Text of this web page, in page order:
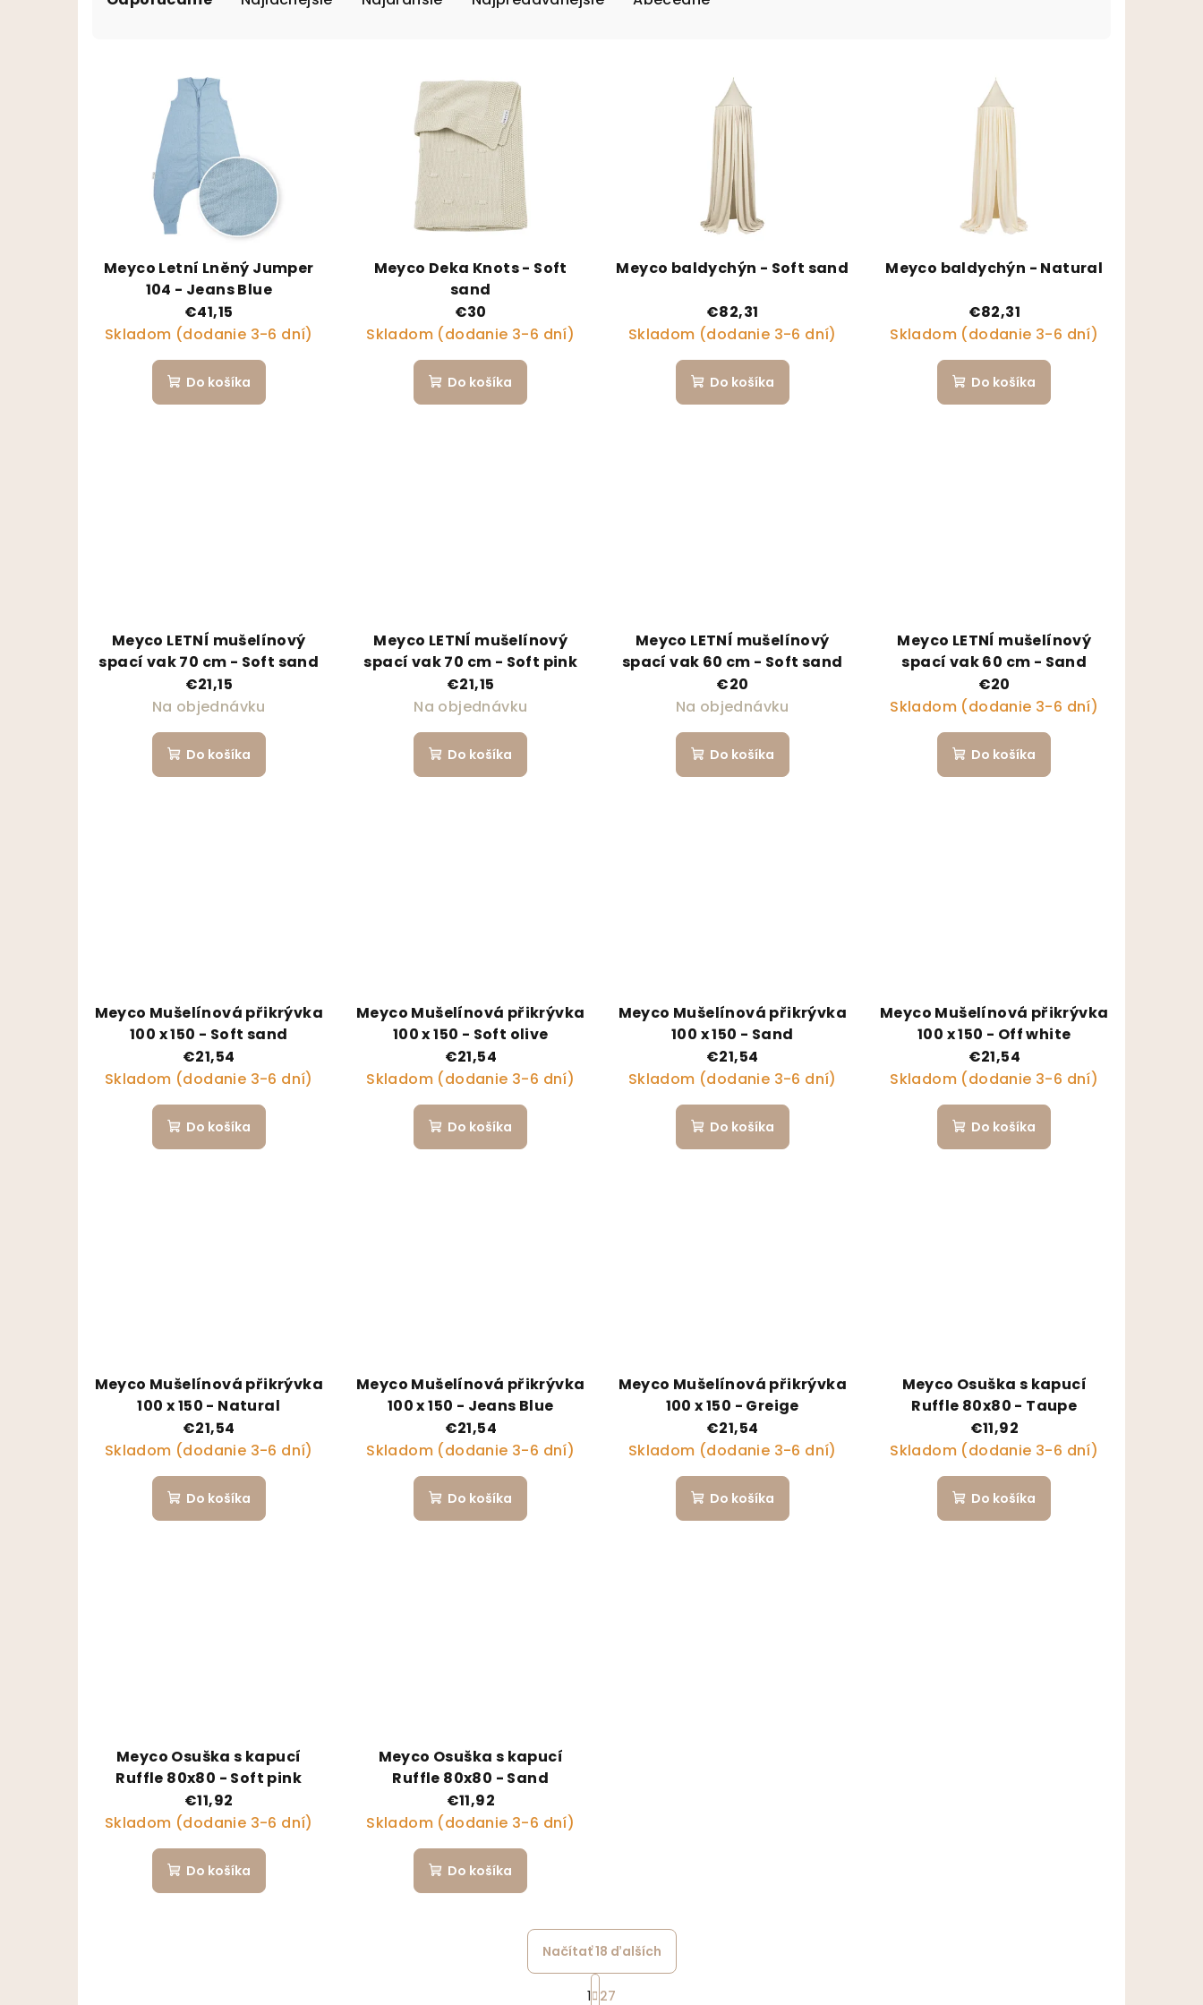
Výpis produktov
Meyco Letní Lněný Jumper
104 - Jeans Blue
€41,15
Skladom (dodanie 3-6 dní)
Do košíka
Meyco Deka Knots - Soft
sand
€30
Skladom (dodanie 3-6 dní)
Do košíka
Meyco baldychýn - Soft sand
€82,31
Skladom (dodanie 3-6 dní)
Do košíka
Meyco baldychýn - Natural
€82,31
Skladom (dodanie 3-6 dní)
Do košíka
Meyco LETNÍ mušelínový
spací vak 70 cm - Soft sand
€21,15
Na objednávku
Do košíka
Meyco LETNÍ mušelínový
spací vak 70 cm - Soft pink
€21,15
Na objednávku
Do košíka
Meyco LETNÍ mušelínový
spací vak 60 cm - Soft sand
€20
Na objednávku
Do košíka
Meyco LETNÍ mušelínový
spací vak 60 cm - Sand
€20
Skladom (dodanie 3-6 dní)
Do košíka
Meyco Mušelínová přikrývka
100 x 150 - Soft sand
€21,54
Skladom (dodanie 3-6 dní)
Do košíka
Meyco Mušelínová přikrývka
100 x 150 - Soft olive
€21,54
Skladom (dodanie 3-6 dní)
Do košíka
Meyco Mušelínová přikrývka
100 x 150 - Sand
€21,54
Skladom (dodanie 3-6 dní)
Do košíka
Meyco Mušelínová přikrývka
100 x 150 - Off white
€21,54
Skladom (dodanie 3-6 dní)
Do košíka
Meyco Mušelínová přikrývka
100 x 150 - Natural
€21,54
Skladom (dodanie 3-6 dní)
Do košíka
Meyco Mušelínová přikrývka
100 x 150 - Jeans Blue
€21,54
Skladom (dodanie 3-6 dní)
Do košíka
Meyco Mušelínová přikrývka
100 x 150 - Greige
€21,54
Skladom (dodanie 3-6 dní)
Do košíka
Meyco Osuška s kapucí
Ruffle 80x80 - Taupe
€11,92
Skladom (dodanie 3-6 dní)
Do košíka
Meyco Osuška s kapucí
Ruffle 80x80 - Soft pink
€11,92
Skladom (dodanie 3-6 dní)
Do košíka
Meyco Osuška s kapucí
Ruffle 80x80 - Sand
€11,92
Skladom (dodanie 3-6 dní)
Do košíka
Načítať 18 ďalších
1 27